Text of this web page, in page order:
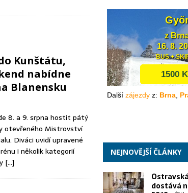
Kunštátu,
nabídne
Blanensku
8. a 9. srpna hostit pátý
otevřeného Mistrovství
Diváci uvidí upravené
i několik kategorií
[…]
NEJNOVĚJŠÍ ČLÁNKY
dostává